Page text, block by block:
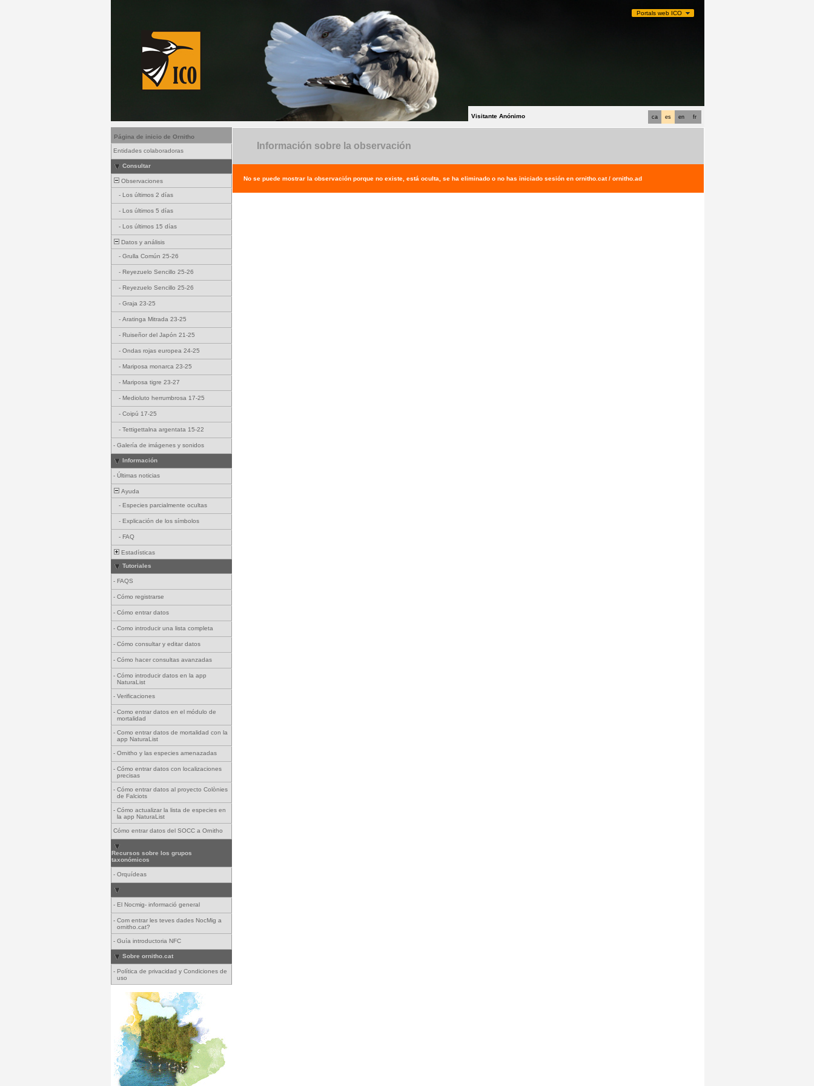
Portals web ICO
fr
en
es
ca
Visitante Anónimo
Página de inicio de Ornitho
Entidades colaboradoras
Consultar
Observaciones
- Los últimos 2 días
- Los últimos 5 días
- Los últimos 15 días
Datos y análisis
- Grulla Común 25-26
- Reyezuelo Sencillo 25-26
- Reyezuelo Sencillo 25-26
- Graja 23-25
- Aratinga Mitrada 23-25
- Ruiseñor del Japón 21-25
- Ondas rojas europea 24-25
- Mariposa monarca 23-25
- Mariposa tigre 23-27
- Medioluto herrumbrosa 17-25
- Coipú 17-25
- Tettigettalna argentata 15-22
- Galería de imágenes y sonidos
Información
- Últimas noticias
Ayuda
- Especies parcialmente ocultas
- Explicación de los símbolos
- FAQ
Estadísticas
Tutoriales
- FAQS
- Cómo registrarse
- Cómo entrar datos
- Como introducir una lista completa
- Cómo consultar y editar datos
- Cómo hacer consultas avanzadas
- Cómo introducir datos en la app
NaturaList
- Verificaciones
- Como entrar datos en el módulo de
mortalidad
- Como entrar datos de mortalidad con la
app NaturaList
- Ornitho y las especies amenazadas
- Cómo entrar datos con localizaciones
precisas
- Cómo entrar datos al proyecto Colònies
de Falciots
- Cómo actualizar la lista de especies en
la app NaturaList
Cómo entrar datos del SOCC a Ornitho
Recursos sobre los grupos
taxonómicos
- Orquídeas
- El Nocmig- informació general
- Com entrar les teves dades NocMig a
ornitho.cat?
- Guía introductoria NFC
Sobre ornitho.cat
- Política de privacidad y Condiciones de
uso
Información sobre la observación
No se puede mostrar la observación porque no existe, está oculta, se ha eliminado o no has iniciado sesión en ornitho.cat / ornitho.ad